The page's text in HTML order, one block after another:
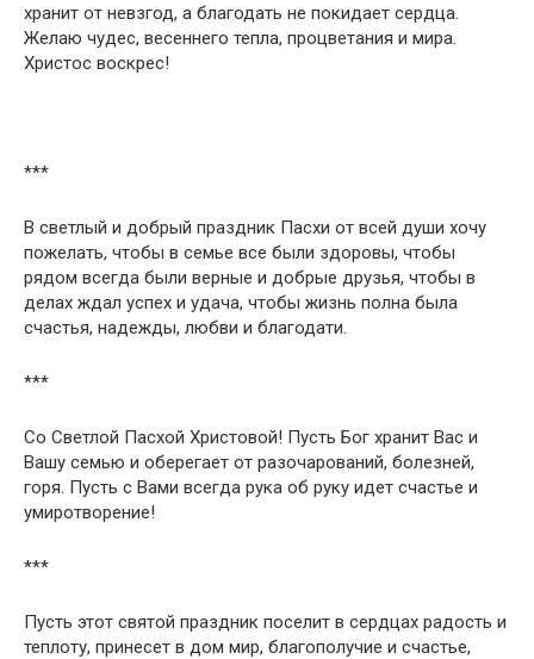
хранит от невзгод, а благодать не покидает сердца.
Желаю чудес, весеннего тепла, процветания и мира.
Христос воскрес!
***
В светлый и добрый праздник Пасхи от всей души хочу
пожелать, чтобы в семье все были здоровы, чтобы
рядом всегда были верные и добрые друзья, чтобы в
делах ждал успех и удача, чтобы жизнь полна была
счастья, надежды, любви и благодати.
***
Со Светлой Пасхой Христовой! Пусть Бог хранит Вас и
Вашу семью и оберегает от разочарований, болезней,
горя. Пусть с Вами всегда рука об руку идет счастье и
умиротворение!
***
Пусть этот святой праздник поселит в сердцах радость и
теплоту, принесет в дом мир, благополучие и счастье,